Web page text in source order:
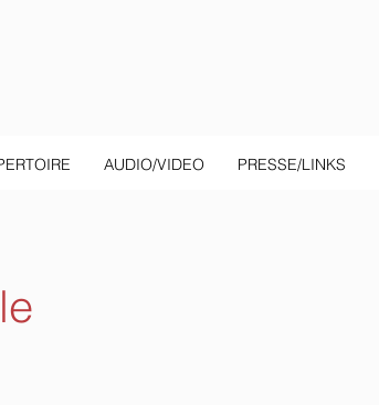
AUDIO/VIDEO PRESSE/LINKS